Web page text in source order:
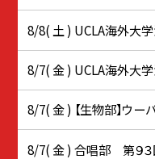
8/8( 土 ) UCLA海外大
8/7( 金 ) UCLA海外大
8/7( 金 ) 【生物部】ウ
8/7( 金 ) 合唱部 第９